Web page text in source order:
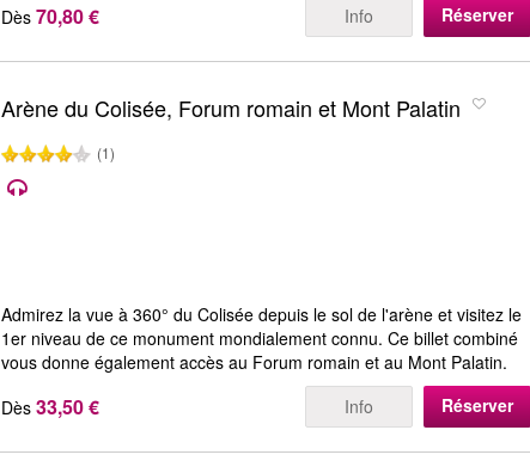
Dès 70,80 € Info Réserver
Arène du Colisée, Forum romain et Mont Palatin
(1)
Admirez la vue à 360° du Colisée depuis le sol de l'arène et visitez le
1er niveau de ce monument mondialement connu. Ce billet combiné
vous donne également accès au Forum romain et au Mont Palatin.
Dès 33,50 € Info Réserver